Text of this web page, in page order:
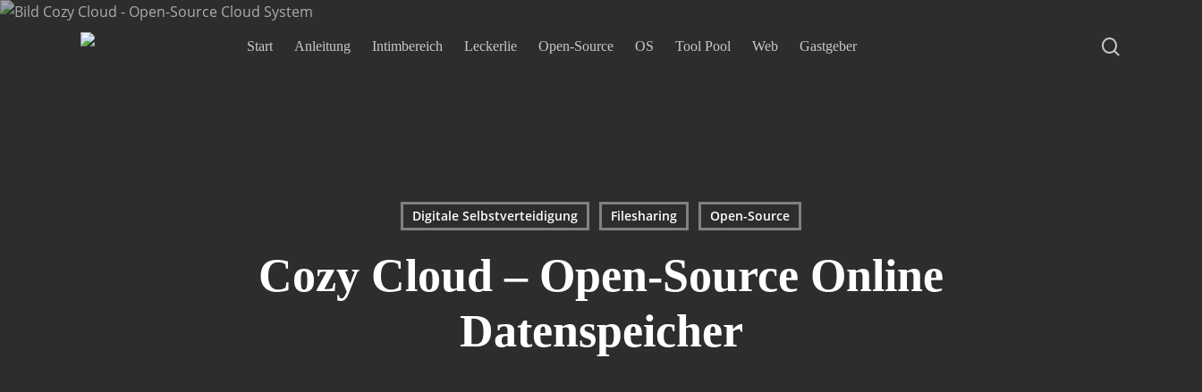
Skip
Start Anleitung Intimbereich Leckerlie Open-Source OS Tool Pool Web Gastgeber
Digitale Selbstverteidigung Filesharing Open-Source
Cozy Cloud – Open-Source Online
Datenspeicher